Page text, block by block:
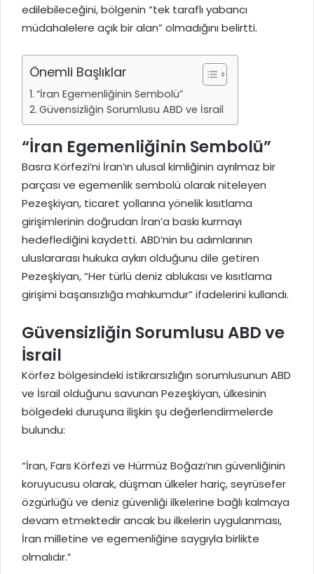
edilebileceğini, bölgenin “tek taraflı yabancı
müdahalelere açık bir alan” olmadığını belirtti.
Önemli Başlıklar
“İran Egemenliğinin Sembolü”
Güvensizliğin Sorumlusu ABD ve İsrail
“İran Egemenliğinin Sembolü”
Basra Körfezi’ni İran’ın ulusal kimliğinin ayrılmaz bir
parçası ve egemenlik sembolü olarak niteleyen
Pezeşkiyan, ticaret yollarına yönelik kısıtlama
girişimlerinin doğrudan İran’a baskı kurmayı
hedeflediğini kaydetti. ABD’nin bu adımlarının
uluslararası hukuka aykırı olduğunu dile getiren
Pezeşkiyan, “Her türlü deniz ablukası ve kısıtlama
girişimi başarısızlığa mahkumdur” ifadelerini kullandı.
Güvensizliğin Sorumlusu ABD ve
İsrail
Körfez bölgesindeki istikrarsızlığın sorumlusunun ABD
ve İsrail olduğunu savunan Pezeşkiyan, ülkesinin
bölgedeki duruşuna ilişkin şu değerlendirmelerde
bulundu:
“İran, Fars Körfezi ve Hürmüz Boğazı’nın güvenliğinin
koruyucusu olarak, düşman ülkeler hariç, seyrüsefer
özgürlüğü ve deniz güvenliği ilkelerine bağlı kalmaya
devam etmektedir ancak bu ilkelerin uygulanması,
İran milletine ve egemenliğine saygıyla birlikte
olmalıdır.”